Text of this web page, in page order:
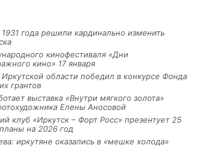
1931 года решили кардинально изменить
кинофестиваля «Дни
кино» 17 января
Иркутской области победил в конкурсе Фонда
грантов
выставка «Внутри мягкого золота»
Елены Аносовой
клуб «Иркутск – Форт Росс» презентует 25
на 2026 год
иркутяне оказались в «мешке холода»